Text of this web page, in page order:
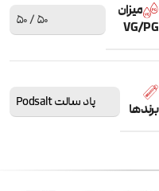
میزان
VG/PG
50 / 50
برندها پاد سالت Podsalt